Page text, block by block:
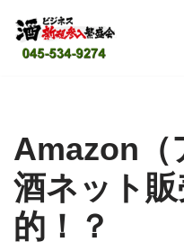
コ
ツ
へ
ス
キ
ッ
プ
Amazon（
酒ネット
的！？